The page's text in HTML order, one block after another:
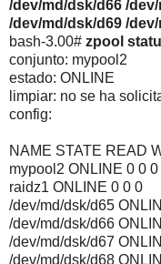
/dev/md/dsk/d66 /
/dev/md/dsk/d69 /
bash-3.00# zpool
conjunto: mypool2
estado: ONLINE
limpiar: no se ha
config:
NAME STATE READ
mypool2 ONLINE 0 0 0
raidz1 ONLINE 0 0 0
/dev/md/dsk/d65
/dev/md/dsk/d66
/dev/md/dsk/d67
/dev/md/dsk/d68